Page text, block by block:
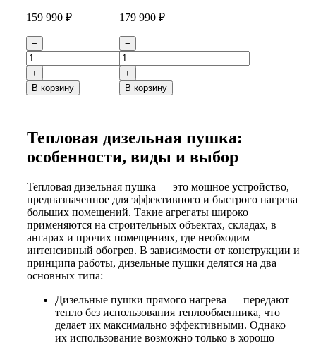
159 990 ₽
−
+
В корзину
179 990 ₽
−
+
В корзину
Тепловая дизельная пушка:
особенности, виды и выбор
Тепловая дизельная пушка — это мощное устройство,
предназначенное для эффективного и быстрого нагрева
больших помещений. Такие агрегаты широко
применяются на строительных объектах, складах, в
ангарах и прочих помещениях, где необходим
интенсивный обогрев. В зависимости от конструкции и
принципа работы, дизельные пушки делятся на два
основных типа:
Дизельные пушки прямого нагрева — передают
тепло без использования теплообменника, что
делает их максимально эффективными. Однако
их использование возможно только в хорошо